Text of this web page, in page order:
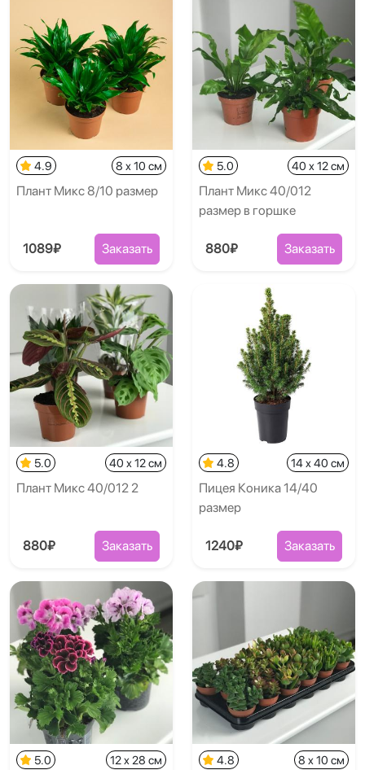
4.9 8 x 10 см
Плант Микс 8/10 размер
1089₽ Заказать
5.0 40 x 12 см
Плант Микс 40/012
размер в горшке
880₽ Заказать
5.0 40 x 12 см
Плант Микс 40/012 2
880₽ Заказать
4.8 14 x 40 см
Пицея Коника 14/40
размер
1240₽ Заказать
5.0 12 x 28 см 4.8 8 x 10 см